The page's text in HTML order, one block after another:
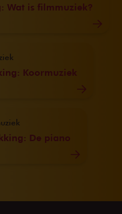
Wat is filmmuziek?
Koormuziek
De piano